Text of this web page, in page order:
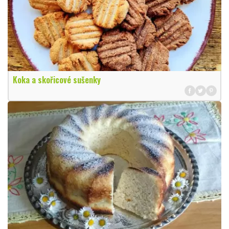
Koka a skořicové sušenky